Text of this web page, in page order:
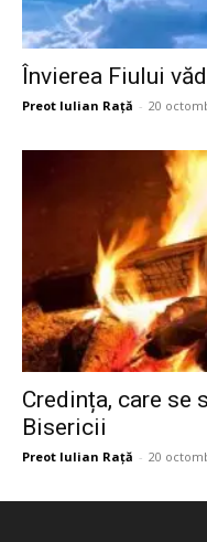
Învierea Fiului
Preot Iulian Raţă - 20
Credința, care se
Bisericii
Preot Iulian Raţă - 20